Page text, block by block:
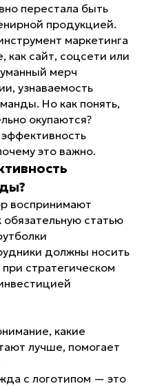
перестала быть
продукцией.
маркетинга
как сайт, соцсети или
мерч
узнаваемость
Но как понять,
окупаются?
это важно.
воспринимают
статью
должны носить
стратегическом
какие
лучше, помогает
с логотипом — это